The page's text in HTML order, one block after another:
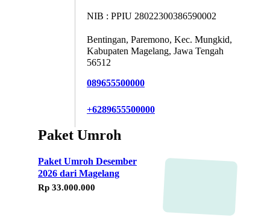
NIB : PPIU 28022300386590002
Bentingan, Paremono, Kec. Mungkid,
Kabupaten Magelang, Jawa Tengah
56512
089655500000
+6289655500000
Paket Umroh
Paket Umroh Desember
2026 dari Magelang
Rp 33.000.000